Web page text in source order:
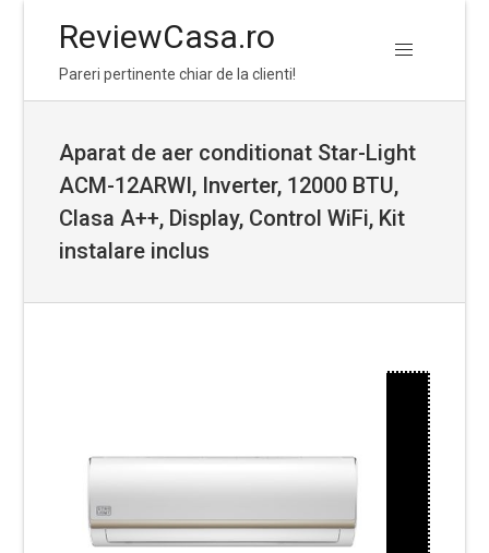
ReviewCasa.ro
Pareri pertinente chiar de la clienti!
Aparat de aer conditionat Star-Light
ACM-12ARWI, Inverter, 12000 BTU,
Clasa A++, Display, Control WiFi, Kit
instalare inclus